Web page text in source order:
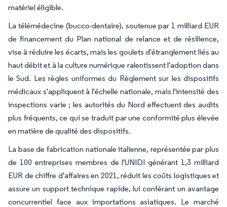
matériel éligible.
La télémédecine (bucco-dentaire), soutenue par 1 milliard EUR
de financement du Plan national de relance et de résilience,
vise à réduire les écarts, mais les goulets d'étranglement liés au
haut débit et à la culture numérique ralentissent l'adoption dans
le Sud. Les règles uniformes du Règlement sur les dispositifs
médicaux s'appliquent à l'échelle nationale, mais l'intensité des
inspections varie ; les autorités du Nord effectuent des audits
plus fréquents, ce qui se traduit par une conformité plus élevée
en matière de qualité des dispositifs.
La base de fabrication nationale italienne, représentée par plus
de 100 entreprises membres de l'UNIDI générant 1,3 milliard
EUR de chiffre d'affaires en 2021, réduit les coûts logistiques et
assure un support technique rapide, lui conférant un avantage
concurrentiel face aux importations asiatiques. Le marché